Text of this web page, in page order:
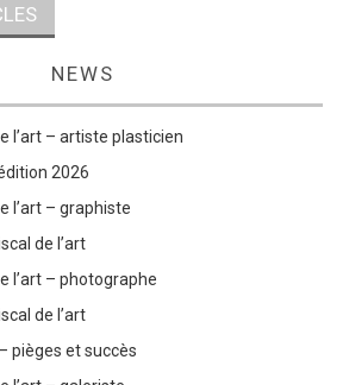
NEWS
l’art – artiste plasticien
2026
l’art – graphiste
de l’art
l’art – photographe
de l’art
pièges et succès